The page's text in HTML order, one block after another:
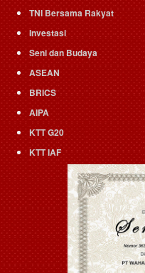
TNI Bersama Rakyat
Investasi
Seni dan Budaya
ASEAN
BRICS
AIPA
KTT G20
KTT IAF